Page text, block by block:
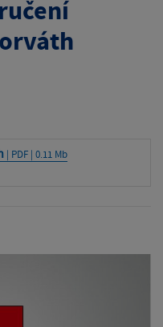
| PDF | 0.11 Mb